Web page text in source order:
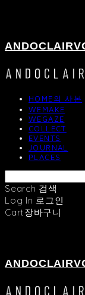
HOME의 사본
WEMAKE
WEGAZE
COLLECT
EVENTS
JOURNAL
PLACES
Search 검색
Log In 로그인
Cart장바구니